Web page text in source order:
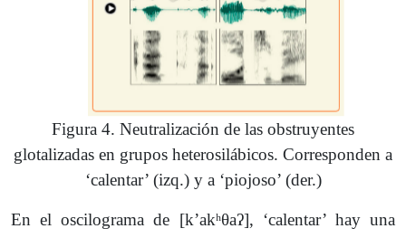
Figura 4. Neutralización de las obstruyentes
glotalizadas en grupos heterosilábicos. Corresponden a
‘calentar’ (izq.) y a ‘piojoso’ (der.)
En el oscilograma de [kʼakʰθaʔ], ‘calentar’ hay una